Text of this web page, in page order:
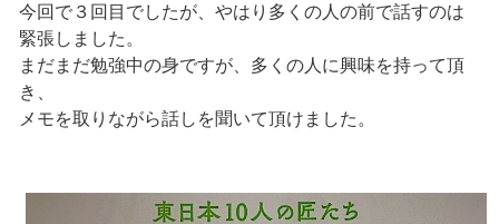
今回で３回目でしたが、やはり多くの人の前で話すのは
緊張しました。
まだまだ勉強中の身ですが、多くの人に興味を持って頂
き、
メモを取りながら話しを聞いて頂けました。